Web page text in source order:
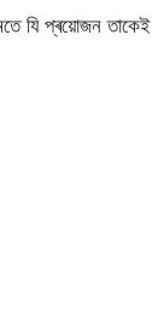
যি প্ৰয়োজন তাকেই